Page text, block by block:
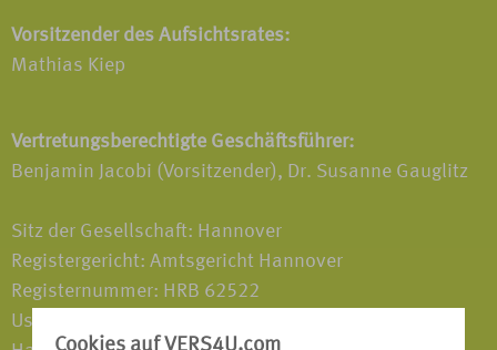
Cookies auf VERS4U.com
Vorsitzender des Aufsichtsrates:
Mathias Kiep
Vertretungsberechtigte Geschäftsführer:
Benjamin Jacobi (Vorsitzender), Dr. Susanne Gauglitz
Sitz der Gesellschaft: Hannover
Registergericht: Amtsgericht Hannover
Registernummer: HRB 62522
Ust-Ident.-Nr. DE 242380569